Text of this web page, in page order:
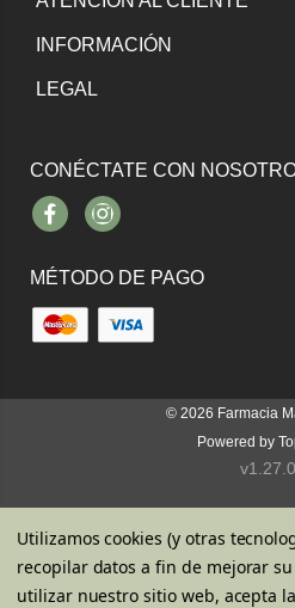
INFORMACIÓN
LEGAL
CONÉCTATE CON
FacebookInstagram
MÉTODO DE PAGO
© 2026 Farmacia
Powered by
v1.27.0
Utilizamos cookies (y otras
recopilar datos a fin de mejorar
utilizar nuestro sitio web, acepta